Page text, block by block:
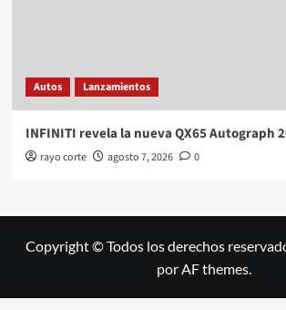
Autos Lanzamientos
INFINITI revela la nueva QX65 Autograph
rayo corte agosto 7, 2026 0
Copyright © Todos los derechos
por AF themes.